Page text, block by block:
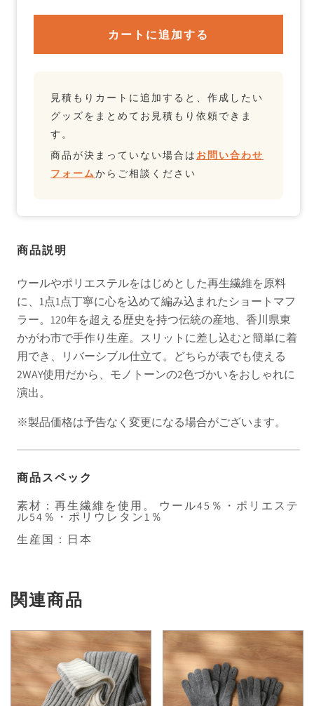
ら
や
カートに追加する
見積もりカートに追加すると、作成したい
グッズをまとめてお見積もり依頼できま
す。
商品が決まっていない場合は お問い合わせ
フォームからご相談ください
商品説明
ウールやポリエステルをはじめとした再生繊維を原料
に、1点1点丁寧に心を込めて編み込まれたショートマフ
ラー。120年を超える歴史を持つ伝統の産地、香川県東
かがわ市で手作り生産。スリットに差し込むと簡単に着
用でき、リバーシブル仕立て。どちらが表でも使える
2WAY使用だから、モノトーンの2色づかいをおしゃれに
演出。
※製品価格は予告なく変更になる場合がございます。
商品スペック
素材：再生繊維を使用。 ウール45％・ポリエステ
ル54％・ポリウレタン1％
生産国：日本
関連商品